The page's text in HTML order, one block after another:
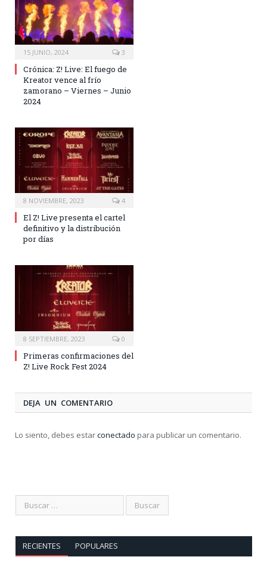
15 JUNIO, 2024 3
Crónica: Z! Live: El fuego de
Kreator vence al frío
zamorano – Viernes – Junio
2024
8 NOVIEMBRE, 2023 4
El Z! Live presenta el cartel
definitivo y la distribución
por días
8 SEPTIEMBRE, 2023 0
Primeras confirmaciones del
Z! Live Rock Fest 2024
DEJA UN COMENTARIO
Lo siento, debes estarconectado para publicar un comentario.
RECIENTES POPULARES